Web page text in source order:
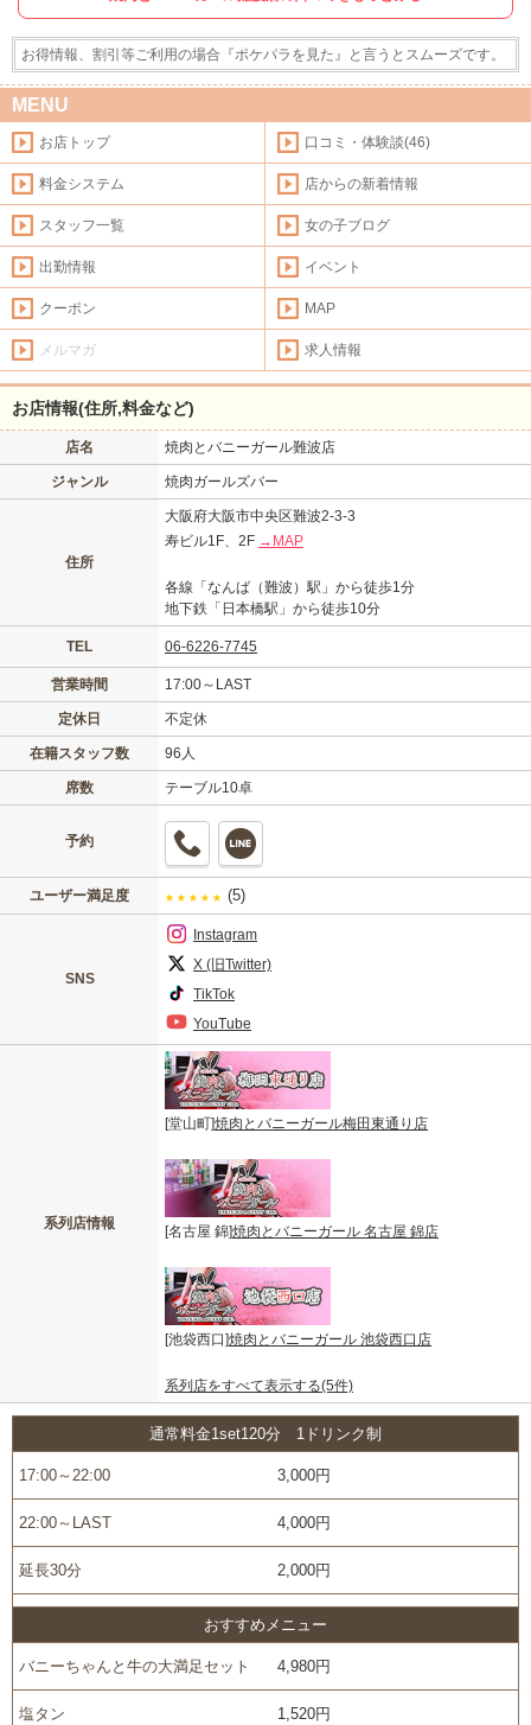
お得情報、割引等ご利用の場合『ポケパラを見た』と言うとスムーズです。
MENU
お店トップ 口コミ・体験談(46)
料金システム 店からの新着情報
スタッフ一覧 女の子ブログ
出勤情報 イベント
クーポン MAP
メルマガ 求人情報
お店情報(住所,料金など)
店名 焼肉とバニーガール難波店
ジャンル 焼肉ガールズバー
住所
大阪府大阪市中央区難波2-3-3
寿ビル1F、2F →MAP
各線「なんば（難波）駅」から徒歩1分
地下鉄「日本橋駅」から徒歩10分
TEL 06-6226-7745
営業時間 17:00～LAST
定休日 不定休
在籍スタッフ数 96人
席数 テーブル10卓
予約
ユーザー満足度 ★ ★ ★ ★ ★ (5)
SNS
Instagram
X (旧Twitter)
TikTok
YouTube
系列店情報
[堂山町]焼肉とバニーガール梅田東通り店
[名古屋 錦]焼肉とバニーガール 名古屋 錦店
[池袋西口]焼肉とバニーガール 池袋西口店
系列店をすべて表示する(5件)
通常料金1set120分 1ドリンク制
17:00～22:00 3,000円
22:00～LAST 4,000円
延長30分 2,000円
おすすめメニュー
バニーちゃんと牛の大満足セット 4,980円
塩タン 1,520円